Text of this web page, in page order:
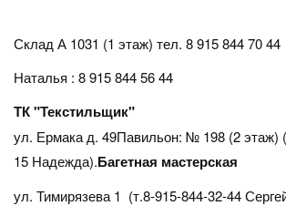
Склад А 1031 (1 этаж) тел. 8 915 844 70 44
Наталья : 8 915 844 56 44
ТК "Текстильщик"
ул. Ермака д. 49Павильон: № 198 (2 этаж)
15 Надежда).Багетная мастерская
ул. Тимирязева 1 (т.8-915-844-32-44